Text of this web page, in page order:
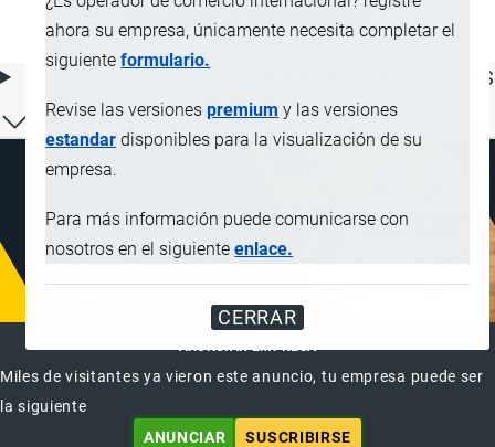
ahora su empresa, únicamente necesita completar el
siguienteformulario.
Revise las versionespremium y las versiones
estandar disponibles para la visualización de su
empresa.
Para más información puede comunicarse con
nosotros en el siguienteenlace.
CERRAR
nitrados o nitrosados
ÍNDICE DE CONTENIDOS
ANUNCIAR EMPRESA
Miles de visitantes ya vieron este anuncio, tu empresa puede ser
la siguiente
ANUNCIAR
SUSCRIBIRSE